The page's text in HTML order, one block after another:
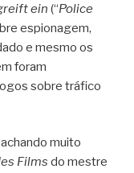
ein (“Police
espionagem,
e mesmo os
foram
sobre tráfico
muito
Films do mestre